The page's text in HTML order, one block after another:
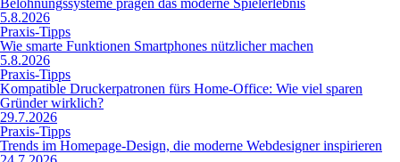
Belohnungssysteme prägen das moderne Spielerlebnis
5.8.2026
Praxis-Tipps
Wie smarte Funktionen Smartphones nützlicher machen
5.8.2026
Praxis-Tipps
Kompatible Druckerpatronen fürs Home-Office: Wie viel sparen
Gründer wirklich?
29.7.2026
Praxis-Tipps
Trends im Homepage-Design, die moderne Webdesigner inspirieren